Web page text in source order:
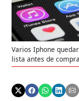
Varios Iphone
lista antes de